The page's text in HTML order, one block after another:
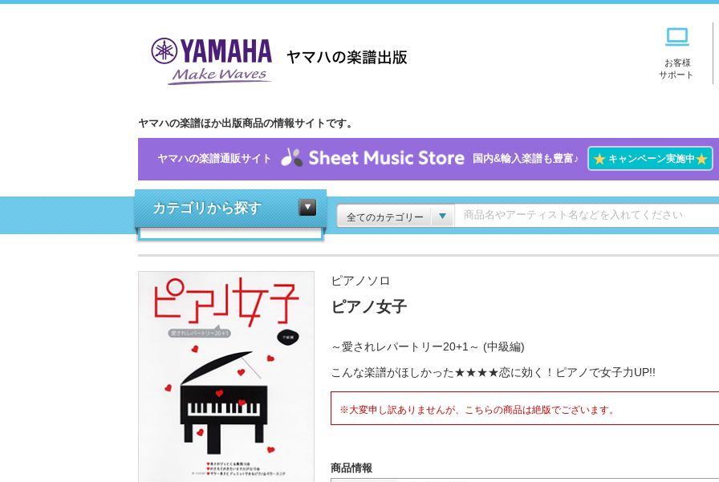
お客様
サポート
ヤマハの楽譜ほか出版商品の情報サイトです。
ヤマハの楽譜通販サイト 国内&輸入楽譜も豊富♪ ★キャンペーン実施中★
カテゴリから探す
全てのカテゴリー
ピアノソロ
ピアノ女子
～愛されレパートリー20+1～ (中級編)
こんな楽譜がほしかった★★★★恋に効く！ピアノで女子力UP!!
※大変申し訳ありませんが、こちらの商品は絶版でございます。
商品情報